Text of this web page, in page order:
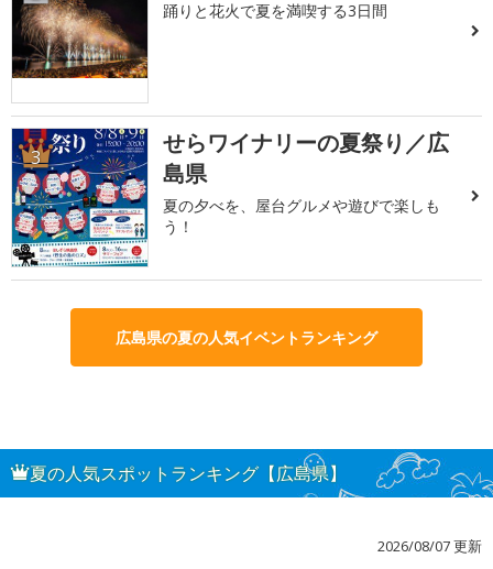
踊りと花火で夏を満喫する3日間
3
せらワイナリーの夏祭り／広
島県
夏の夕べを、屋台グルメや遊びで楽しも
う！
広島県の夏の人気イベントランキング
夏の人気スポットランキング【広島県】
2026/08/07 更新